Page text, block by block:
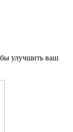
улучшить ваш